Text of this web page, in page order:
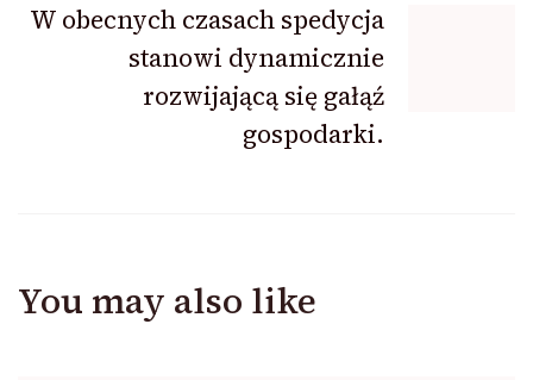
W obecnych czasach spedycja
stanowi dynamicznie
rozwijającą się gałąź
gospodarki.
You may also like